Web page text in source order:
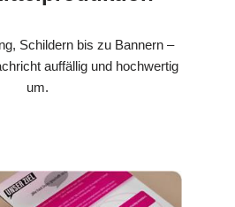
Schildern bis zu Bannern –
auffällig und hochwertig
um.